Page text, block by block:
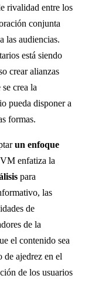
rivalidad entre los
conjunta
las audiencias.
está siendo
crear alianzas
crea la
pueda disponer a
formas.
un enfoque
enfatiza la
para
las
de
de la
el contenido sea
de ajedrez en el
de los usuarios